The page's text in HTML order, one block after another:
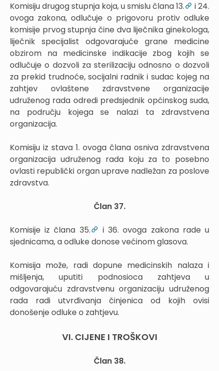
Komisiju drugog stupnja koja, u smislu člana 13.
i 24.
ovoga zakona, odlučuje o prigovoru protiv odluke
komisije prvog stupnja čine dva liječnika ginekologa,
liječnik specijalist odgovarajuće grane medicine
obzirom na medicinske indikacije zbog kojih se
odlučuje o dozvoli za sterilizaciju odnosno o dozvoli
za prekid trudnoće, socijalni radnik i sudac kojeg na
zahtjev ovlaštene zdravstvene organizacije
udruženog rada odredi predsjednik općinskog suda,
na području kojega se nalazi ta zdravstvena
organizacija.
Komisiju iz stava 1. ovoga člana osniva zdravstvena
organizacija udruženog rada koju za to posebno
ovlasti republički organ uprave nadležan za poslove
zdravstva.
Član 37.
Komisije iz člana 35.
i 36. ovoga zakona rade u
sjednicama, a odluke donose većinom glasova.
Komisija može, radi dopune medicinskih nalaza i
mišljenja, uputiti podnosioca zahtjeva u
odgovarajuću zdravstvenu organizaciju udruženog
rada radi utvrđivanja činjenica od kojih ovisi
donošenje odluke o zahtjevu.
VI. CIJENE I TROŠKOVI
Član 38.